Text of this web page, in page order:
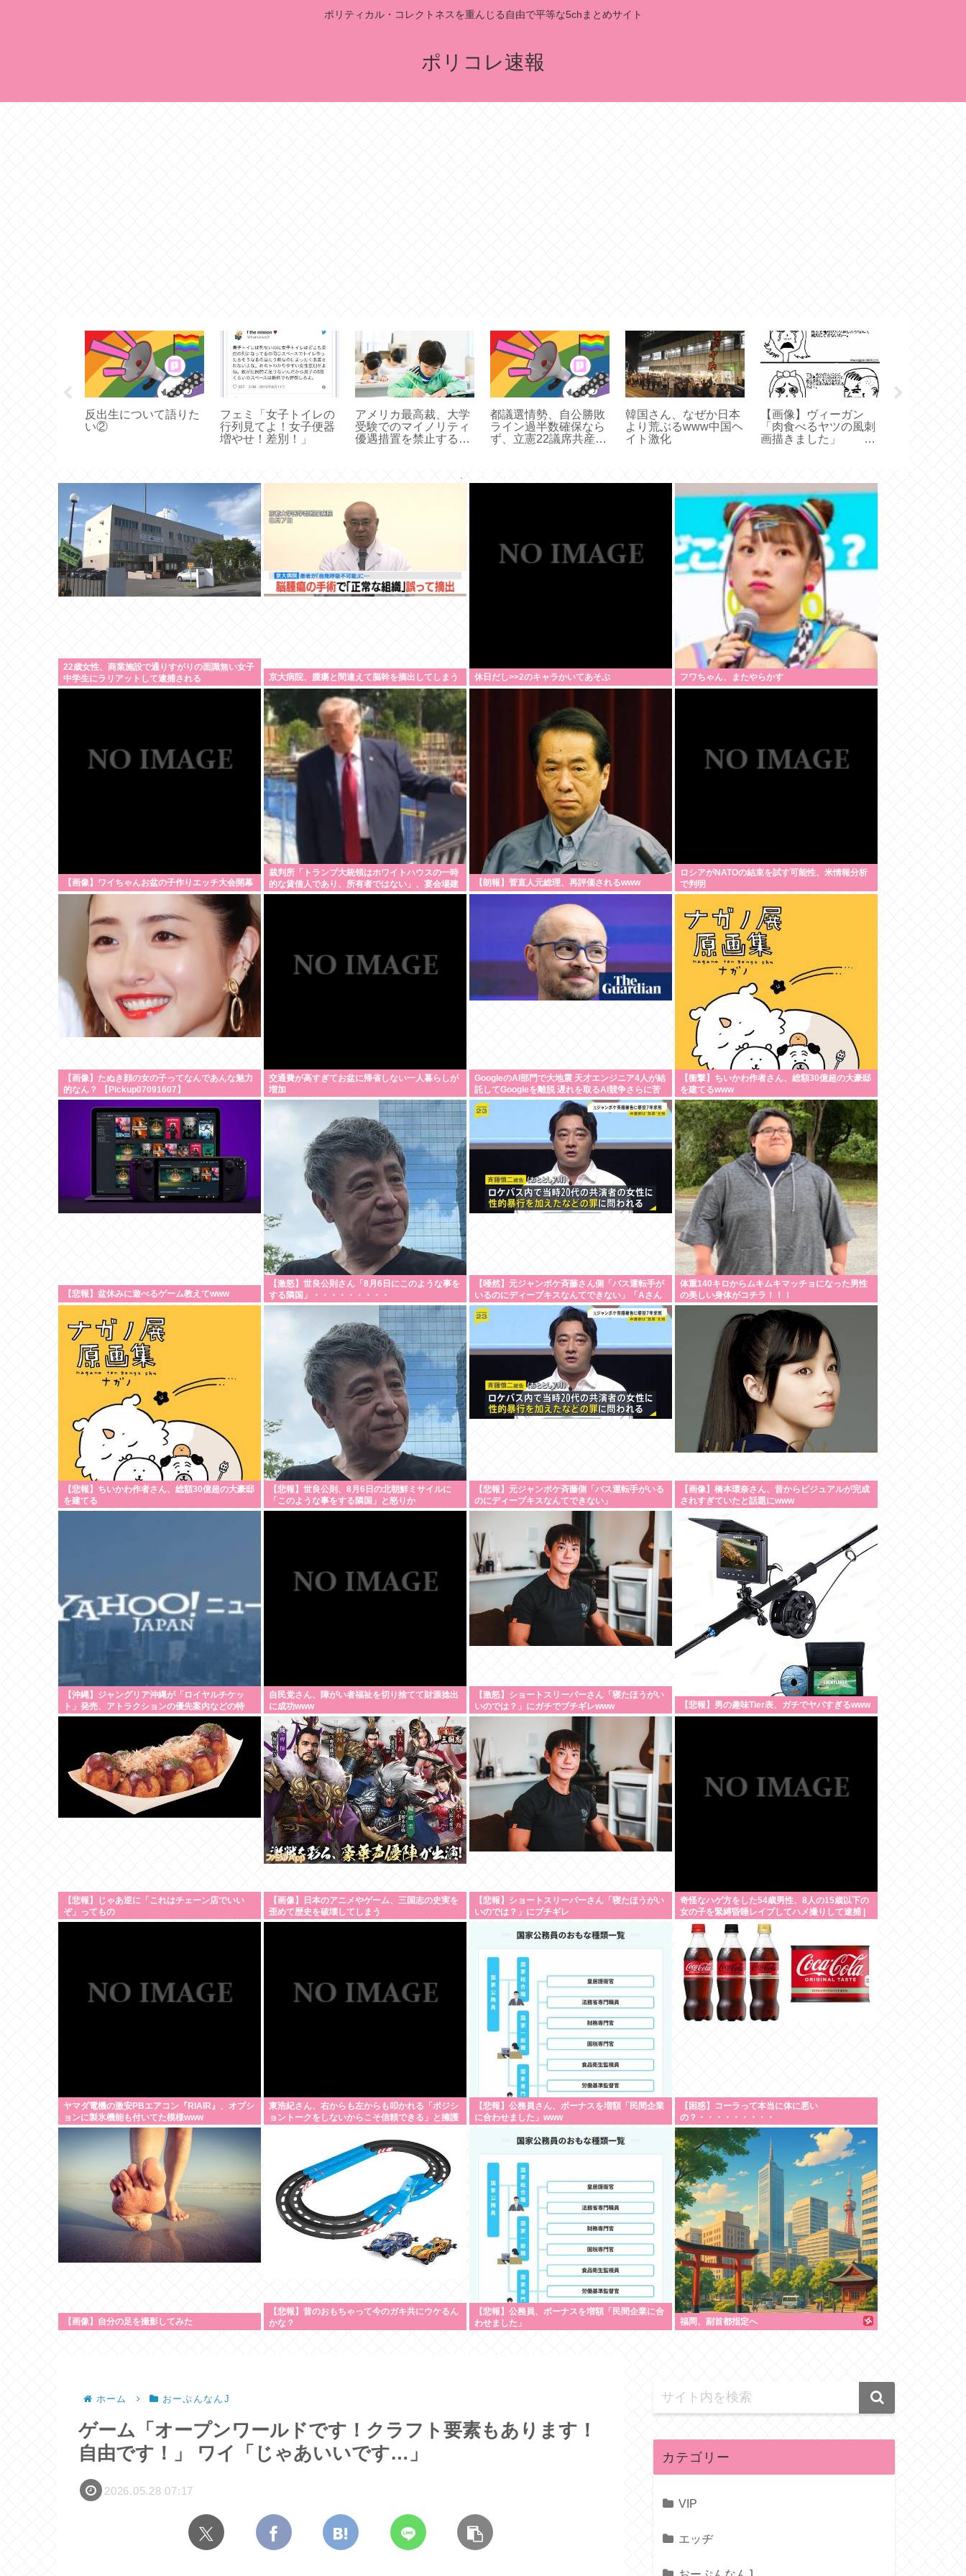
ポリティカル・コレクトネスを重んじる自由で平等な5chまとめサイト
ポリコレ速報
反出生について語りた
い②
フェミ「女子トイレの
行列見てよ！女子便器
増やせ！差別！」
アメリカ最高裁、大学
受験でのマイノリティ
優遇措置を禁止する恐
都議選情勢、自公勝敗
ライン過半数確保なら
ず、立憲22議席共産22
あり
韓国さん、なぜか日本
より荒ぶるwww中国ヘ
イト激化
【画像】ヴィーガン
「肉食べるヤツの風刺
画描きました」
22歳女性、商業施設で通りすがりの面識無い女子
中学生にラリアットして逮捕される
京大病院、腫瘍と間違えて脳幹を摘出してしまう 休日だし>>2のキャラかいてあそぶ フワちゃん、またやらかす
【画像】ワイちゃんお盆の子作りエッチ大会開幕
裁判所「トランプ大統領はホワイトハウスの一時
的な賃借人であり、所有者ではない」、宴会場建
設の工事差し止め命令
【朗報】菅直人元総理、再評価されるwww
ロシアがNATOの結束を試す可能性、米情報分析
で判明
【画像】たぬき顔の女の子ってなんであんな魅力
的なん？ 【Pickup07091607】
交通費が高すぎてお盆に帰省しない一人暮らしが
増加
GoogleのAI部門で大地震 天才エンジニア4人が結
託してGoogleを離脱 遅れを取るAI競争さらに苦
しく 株価に影響大
【衝撃】ちいかわ作者さん、総額30億超の大豪邸
を建てるwww
【悲報】盆休みに遊べるゲーム教えてwww
【激怒】世良公則さん「8月6日にこのような事を
する隣国」・・・・・・・・・
【唖然】元ジャンポケ斉藤さん側「バス運転手が
いるのにディープキスなんてできない」「Aさん
の供述には矛盾点」・・・・・・・・・
体重140キロからムキムキマッチョになった男性
の美しい身体がコチラ！！！
【悲報】ちいかわ作者さん、総額30億超の大豪邸
を建てる
【悲報】世良公則、8月6日の北朝鮮ミサイルに
「このような事をする隣国」と怒りか
【悲報】元ジャンポケ斉藤側「バス運転手がいる
のにディープキスなんてできない」
【画像】橋本環奈さん、昔からビジュアルが完成
されすぎていたと話題にwww
【Pickup07091609】
【沖縄】ジャングリア沖縄が「ロイヤルチケッ
ト」発売、アトラクションの優先案内などの特
典…大人2万9700円
自民党さん、障がい者福祉を切り捨てて財源捻出
に成功www
【激怒】ショートスリーパーさん「寝たほうがい
いのでは？」にガチでブチギレwww
【悲報】男の趣味Tier表、ガチでヤバすぎるwww
【悲報】じゃあ逆に「これはチェーン店でいい
ぞ」ってもの
【画像】日本のアニメやゲーム、三国志の史実を
歪めて歴史を破壊してしまう
【悲報】ショートスリーパーさん「寝たほうがい
いのでは？」にブチギレ
奇怪なハゲ方をした54歳男性、8人の15歳以下の
女の子を緊縛昏睡レイプしてハメ撮りして逮捕 |
sssp://img.5ch.io/ico/gikog_pimiento.gif
ヤマダ電機の激安PBエアコン『RIAIR』、オプシ
ョンに製氷機能も付いてた模様www
東浩紀さん、右からも左からも叩かれる「ポジシ
ョントークをしないからこそ信頼できる」と擁護
【悲報】公務員さん、ボーナスを増額「民間企業
に合わせました」www
【困惑】コーラって本当に体に悪い
の？・・・・・・・・・
【画像】自分の足を撮影してみた
【悲報】昔のおもちゃって今のガキ共にウケるん
かな？
【悲報】公務員、ボーナスを増額「民間企業に合
わせました」
福岡、副首都指定へ
ホーム おーぷんなんJ
ゲーム「オープンワールドです！クラフト要素もあります！
自由です！」 ワイ「じゃあいいです…」
2026.05.28 07:17
カテゴリー
VIP
エッヂ